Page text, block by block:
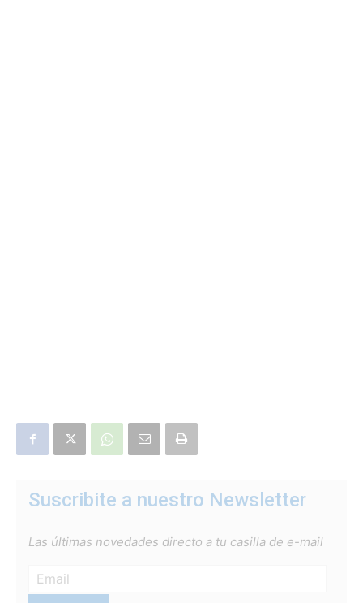
Suscribite a nuestro Newsletter
Las últimas novedades directo a tu casilla de e-mail